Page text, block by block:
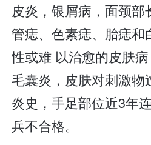
皮炎，银屑病，面颈部
管痣、色素痣、胎痣和
性或难 以治愈的皮肤
毛囊炎，皮肤对刺激物
炎史，手足部位近3年
兵不合格。